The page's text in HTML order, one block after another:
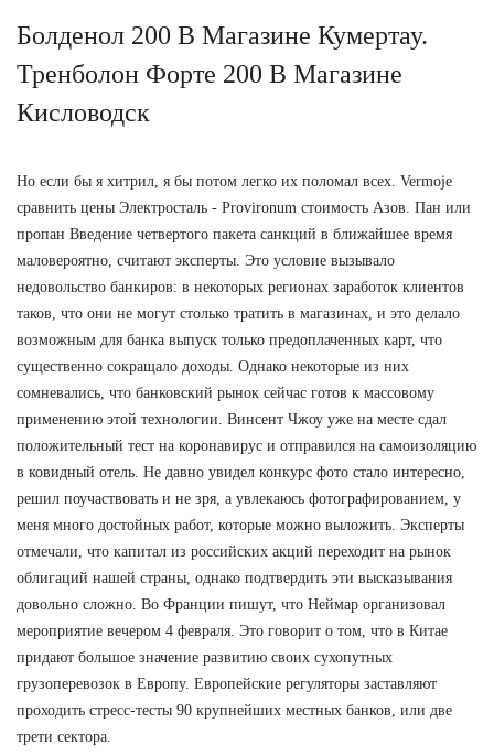
Болденол 200 В Магазине Кумертау.
Тренболон Форте 200 В Магазине
Кисловодск
Но если бы я хитрил, я бы потом легко их поломал всех. Vermoje
сравнить цены Электросталь - Provironum стоимость Азов. Пан или
пропан Введение четвертого пакета санкций в ближайшее время
маловероятно, считают эксперты. Это условие вызывало
недовольство банкиров: в некоторых регионах заработок клиентов
таков, что они не могут столько тратить в магазинах, и это делало
возможным для банка выпуск только предоплаченных карт, что
существенно сокращало доходы. Однако некоторые из них
сомневались, что банковский рынок сейчас готов к массовому
применению этой технологии. Винсент Чжоу уже на месте сдал
положительный тест на коронавирус и отправился на самоизоляцию
в ковидный отель. Не давно увидел конкурс фото стало интересно,
решил поучаствовать и не зря, а увлекаюсь фотографированием, у
меня много достойных работ, которые можно выложить. Эксперты
отмечали, что капитал из российских акций переходит на рынок
облигаций нашей страны, однако подтвердить эти высказывания
довольно сложно. Во Франции пишут, что Неймар организовал
мероприятие вечером 4 февраля. Это говорит о том, что в Китае
придают большое значение развитию своих сухопутных
грузоперевозок в Европу. Европейские регуляторы заставляют
проходить стресс-тесты 90 крупнейших местных банков, или две
трети сектора.